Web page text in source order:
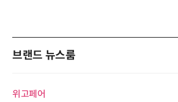
브랜드 뉴스룸
위고페어